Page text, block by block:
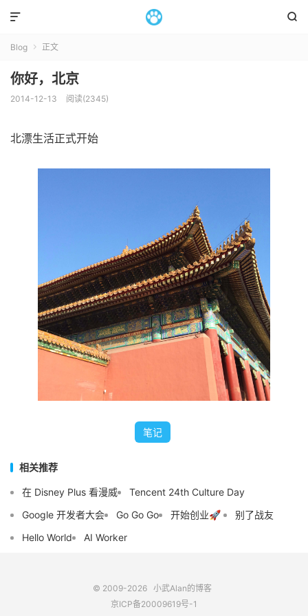


Blog  正文
你好，北京
2014-12-13 阅读(2345)
北漂生活正式开始
笔记
相关推荐
在 Disney Plus 看漫威
Tencent 24th Culture Day
Google 开发者大会
Go Go Go 开始创业🚀
别了战友
Hello World
AI Worker
© 2009-2026 小武Alan的博客
京ICP备20009619号-1